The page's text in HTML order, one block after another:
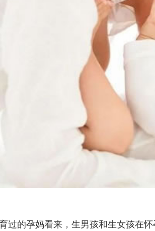
过的孕妈看来，生男孩和生女孩在